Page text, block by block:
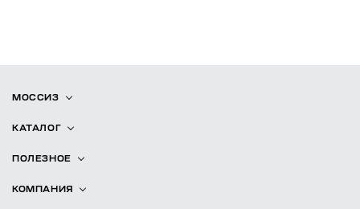
МОССИЗ
КАТАЛОГ
ПОЛЕЗНОЕ
КОМПАНИЯ